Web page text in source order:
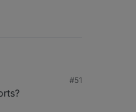
#51